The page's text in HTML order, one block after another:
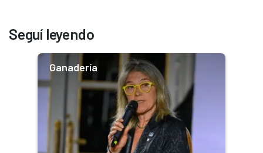
Seguí leyendo
Ganadería